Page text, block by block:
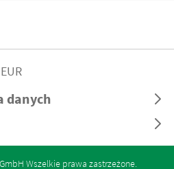
danych
Wszelkie prawa zastrzeżone.